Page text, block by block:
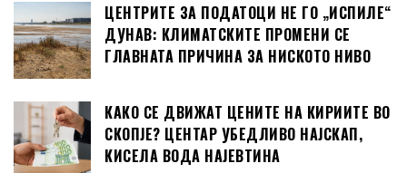
ЦЕНТРИТЕ ЗА ПОДАТОЦИ НЕ ГО „ИСПИЛЕ“
ДУНАВ: КЛИМАТСКИТЕ ПРОМЕНИ СЕ
ГЛАВНАТА ПРИЧИНА ЗА НИСКОТО НИВО
КАКО СЕ ДВИЖАТ ЦЕНИТЕ НА КИРИИТЕ ВО
СКОПЈЕ? ЦЕНТАР УБЕДЛИВО НАЈСКАП,
КИСЕЛА ВОДА НАЈЕВТИНА